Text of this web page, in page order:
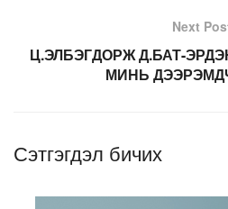
Next
Ц.ЭЛБЭГДОРЖ Д.БАТ-
МИНЬ
Сэтгэгдэл бичих